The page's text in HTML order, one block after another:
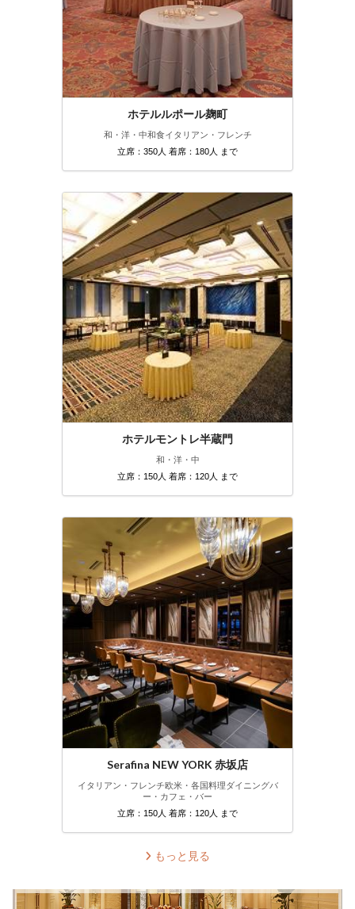
ホテルルポール麹町
和・洋・中和食イタリアン・フレンチ
立席：350人 着席：180人 まで
ホテルモントレ半蔵門
和・洋・中
立席：150人 着席：120人 まで
Serafina NEW YORK 赤坂店
イタリアン・フレンチ欧米・各国料理ダイニングバ
ー・カフェ・バー
立席：150人 着席：120人 まで
もっと見る